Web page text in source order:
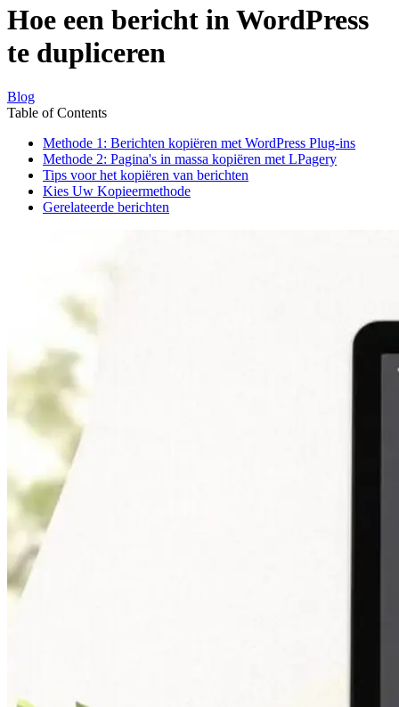
Hoe een bericht in WordPress
te dupliceren
Blog
Table of Contents
Methode 1: Berichten kopiëren met WordPress Plug-ins
Methode 2: Pagina's in massa kopiëren met LPagery
Tips voor het kopiëren van berichten
Kies Uw Kopieermethode
Gerelateerde berichten